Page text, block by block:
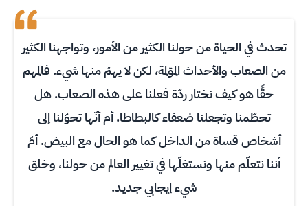
تحدث في الحياة من حولنا الكثير من الأمور، وتواجهنا الكثير
من الصعاب والأحداث المؤلمة، لكن لا يهمّ منها شيء. فالمهم
حقًا هو كيف نختار ردّة فعلنا على هذه الصعاب. هل
تحطّمنا وتجعلنا ضعفاء كالبطاطا. أم أنّها تحوّلنا إلى
أشخاص قساة من الداخل كما هو الحال مع البيض. أمّ
أننا نتعلّم منها ونستغلّها في تغيير العالم من حولنا، وخلق
شيء إيجابي جديد.